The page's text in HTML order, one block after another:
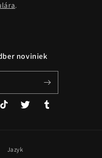
.
noviniek
TikTok Twitter Tumblr
Jazyk